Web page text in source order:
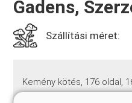
Gadens,
Szállítási méret:
Kemény kötés, 176 oldal,